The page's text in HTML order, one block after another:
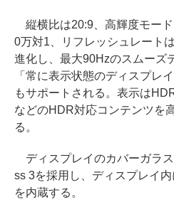
縦横比は20:9、高輝度モー
0万対1、リフレッシュレート
進化し、最大90Hzのスムーズ
「常に表示状態のディスプレ
もサポートされる。表示は
などのHDR対応コンテンツを
る。
ディスプレイのカバーガラ
ss 3を採用し、ディスプレイ
を内蔵する。